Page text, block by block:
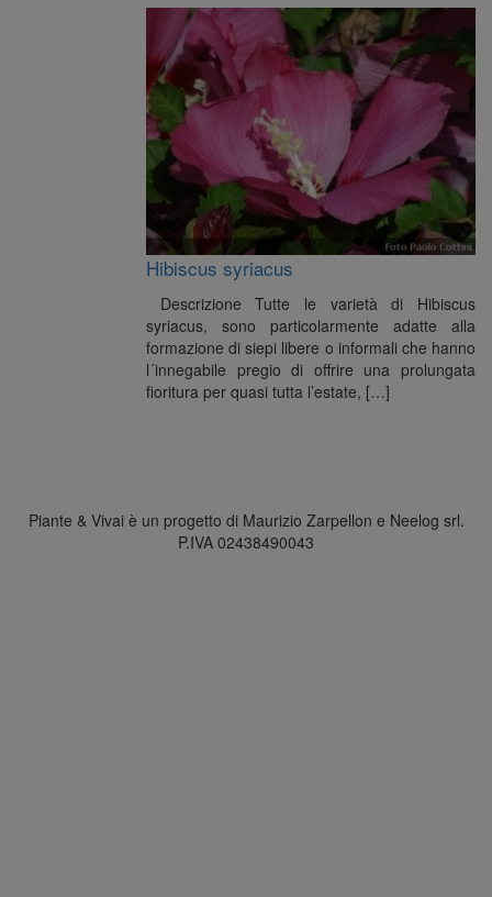
Hibiscus syriacus
Descrizione Tutte le varietà di Hibiscus
syriacus, sono particolarmente adatte alla
formazione di siepi libere o informali che hanno
l´innegabile pregio di offrire una prolungata
fioritura per quasi tutta l’estate, […]
Piante & Vivai è un progetto di Maurizio Zarpellon e Neelog srl.
P.IVA 02438490043